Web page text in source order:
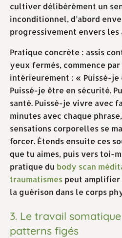
cultiver délibérément un
inconditionnel, d’abord
progressivement envers les
Pratique concrète : assis
yeux fermés, commence
intérieurement : « Puissé-je
Puissé-je être en sécurité.
santé. Puissé-je vivre avec
minutes avec chaque
sensations corporelles se
forcer. Étends ensuite ces
que tu aimes, puis vers toi-
pratique du body scan
traumatismes peut amplifier
la guérison dans le corps
3. Le travail
patterns figés